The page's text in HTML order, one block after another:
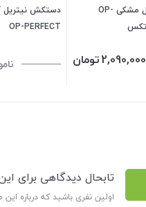
دستکش نیتریل مشکی OP-
2,090,000تومان
OP-PERFECT
تابحال دیدگاهی برای
اولین نفری باشید که درباره